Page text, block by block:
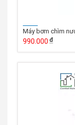
Máy bơm chìm
990.000